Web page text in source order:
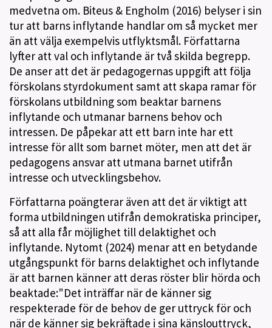
medvetna om. Biteus & Engholm (2016) belyser i sin
tur att barns inflytande handlar om så mycket mer
än att välja exempelvis utflyktsmål. Författarna
lyfter att val och inflytande är två skilda begrepp.
De anser att det är pedagogernas uppgift att följa
förskolans styrdokument samt att skapa ramar för
förskolans utbildning som beaktar barnens
inflytande och utmanar barnens behov och
intressen. De påpekar att ett barn inte har ett
intresse för allt som barnet möter, men att det är
pedagogens ansvar att utmana barnet utifrån
intresse och utvecklingsbehov.
Författarna poängterar även att det är viktigt att
forma utbildningen utifrån demokratiska principer,
så att alla får möjlighet till delaktighet och
inflytande. Nytomt (2024) menar att en betydande
utgångspunkt för barns delaktighet och inflytande
är att barnen känner att deras röster blir hörda och
beaktade:"Det inträffar när de känner sig
respekterade för de behov de ger uttryck för och
när de känner sig bekräftade i sina känslouttryck,